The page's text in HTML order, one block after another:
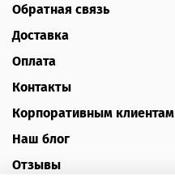
Обратная связь
Доставка
Оплата
Контакты
Корпоративным клиентам
Наш блог
Отзывы